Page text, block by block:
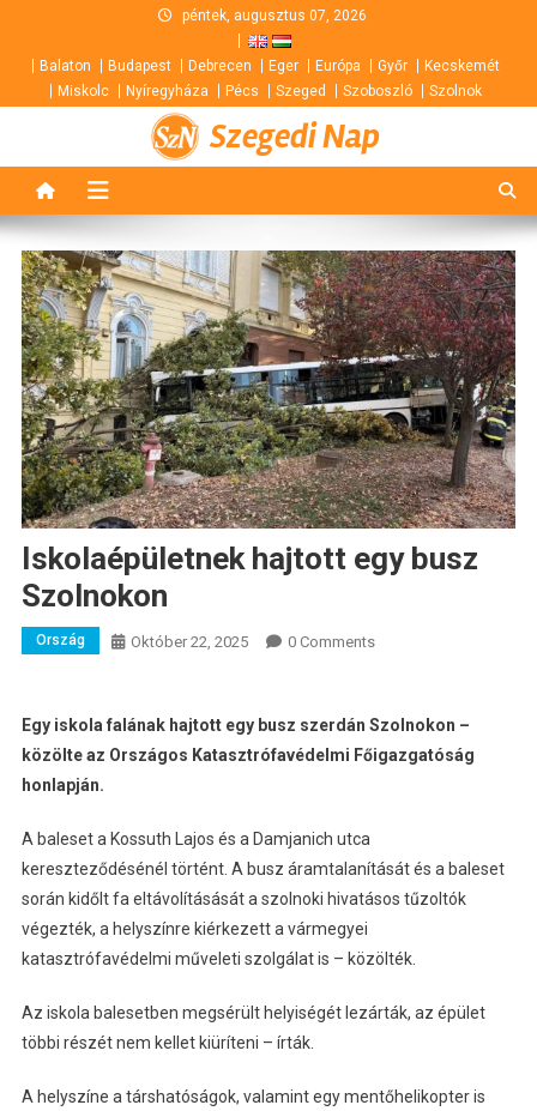
content
péntek, augusztus 07, 2026
Balaton Budapest Debrecen Eger Európa Győr
Kecskemét
Miskolc
Nyíregyháza Pécs Szeged Szoboszló Szolnok
Szegedi Nap
Iskolaépületnek hajtott egy busz
Szolnokon
Ország Október 22, 2025 0 Comments
Egy iskola falának hajtott egy busz szerdán Szolnokon –
közölte az Országos Katasztrófavédelmi Főigazgatóság
honlapján.
A baleset a Kossuth Lajos és a Damjanich utca
kereszteződésénél történt. A busz áramtalanítását és a baleset
során kidőlt fa eltávolításását a szolnoki hivatásos tűzoltók
végezték, a helyszínre kiérkezett a vármegyei
katasztrófavédelmi műveleti szolgálat is – közölték.
Az iskola balesetben megsérült helyiségét lezárták, az épület
többi részét nem kellet kiüríteni – írták.
A helyszíne a társhatóságok, valamint egy mentőhelikopter is